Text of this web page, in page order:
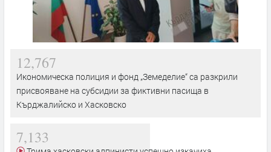
12,767
Икономическа полиция и фонд „Земеделие“ са разкрили
присвояване на субсидии за фиктивни пасища в
Кърджалийско и Хасковско
7,133